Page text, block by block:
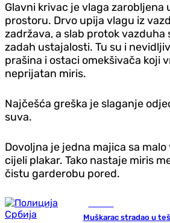
Glavni krivac je vlaga zarobljena
prostoru. Drvo upija vlagu iz
zadržava, a slab protok vazduha
zadah ustajalosti. Tu su i
prašina i ostaci omekšivača koji
neprijatan miris.
Najčešća greška je slaganje
suva.
Dovoljna je jedna majica sa malo
cijeli plakar. Tako nastaje miris
čistu garderobu pored.
Muškarac stradao u